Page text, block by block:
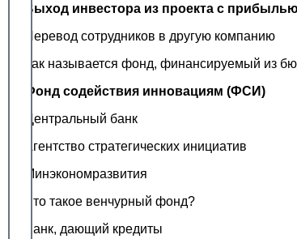
Выход инвестора из проекта с прибылью
Перевод сотрудников в другую компанию
Как называется фонд, финансируемый из
Фонд содействия инновациям (ФСИ)
Центральный банк
Агентство стратегических инициатив
Минэкономразвития
Что такое венчурный фонд?
Банк, дающий кредиты